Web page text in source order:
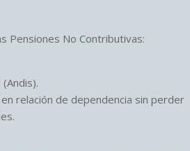
Pensiones No Contributivas:
relación de dependencia sin perder